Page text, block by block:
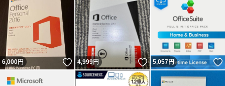
6,000円 いいね！
4,999円 いいね！
5,057円